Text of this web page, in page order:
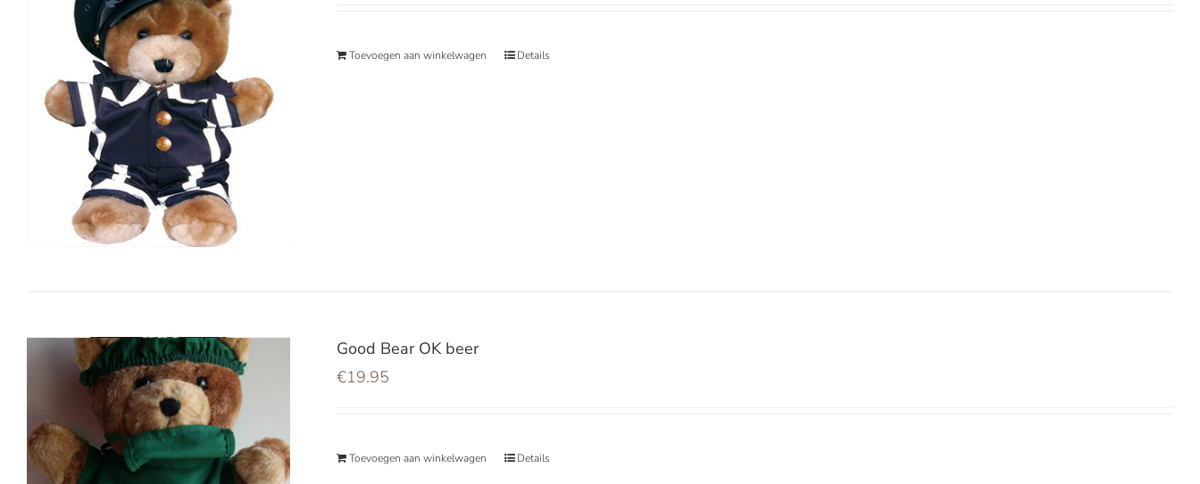
Toevoegen aan winkelwagen Details
Good Bear OK beer
€19.95
Toevoegen aan winkelwagen Details